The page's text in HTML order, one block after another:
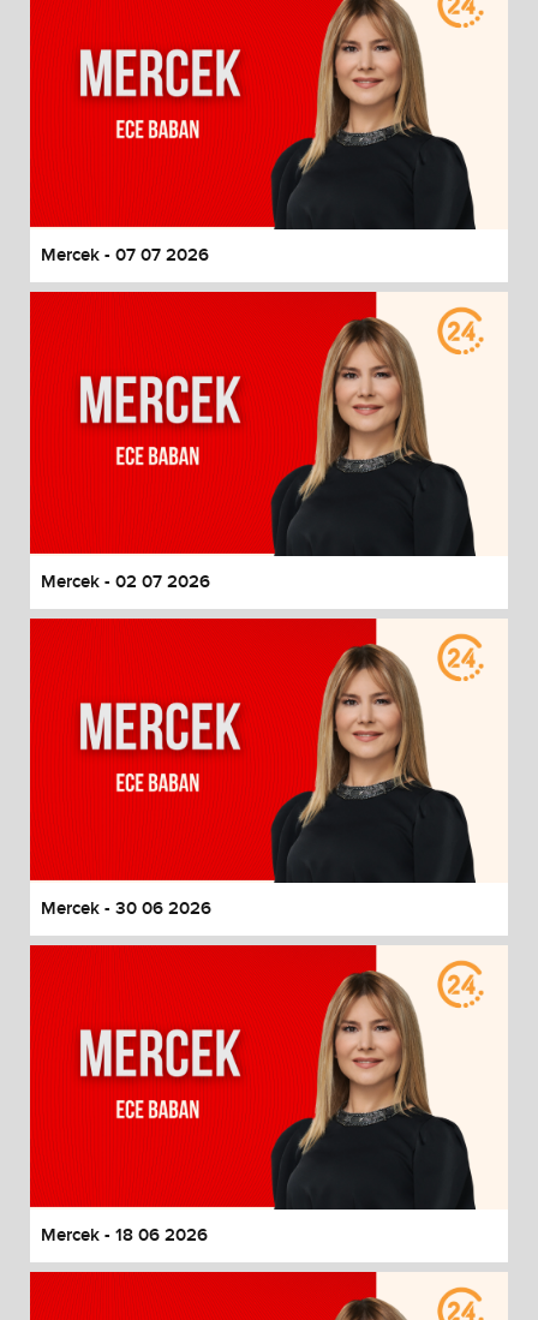
Mercek - 07 07 2026
Mercek - 02 07 2026
Mercek - 30 06 2026
Mercek - 18 06 2026